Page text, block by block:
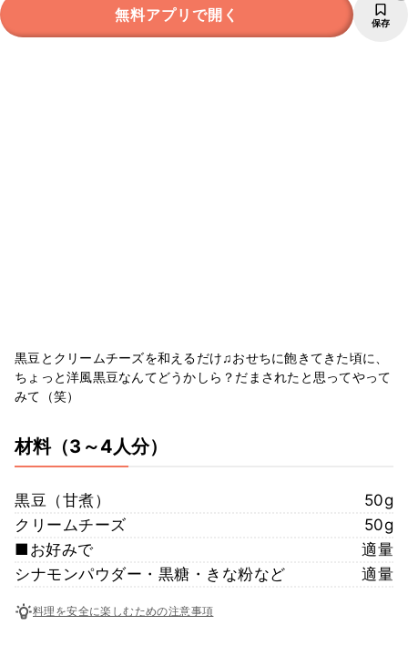
無料アプリで開く 保存
黒豆とクリームチーズを和えるだけ♫おせちに飽きてきた頃に、
ちょっと洋風黒豆なんてどうかしら？だまされたと思ってやって
みて（笑）
材料（3～4人分）
黒豆（甘煮）
50g
クリームチーズ
50g
■お好みで
適量
シナモンパウダー・黒糖・きな粉など
適量
料理を安全に楽しむための注意事項